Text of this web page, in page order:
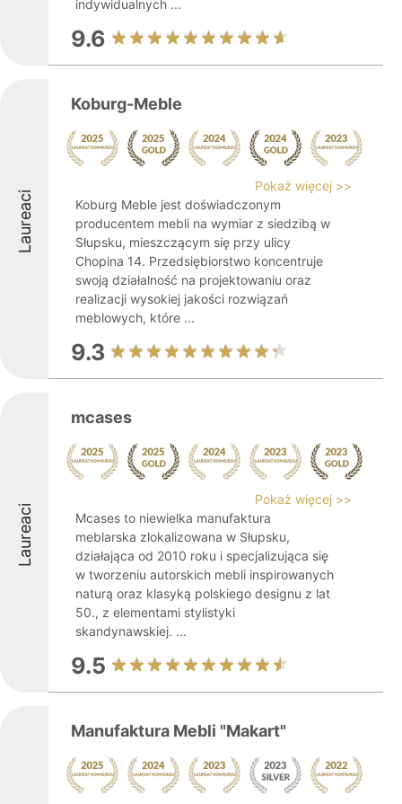
indywidualnych ...
9.6
Laureaci
Koburg-Meble
Pokaż więcej >>
Koburg Meble jest doświadczonym
producentem mebli na wymiar z siedzibą w
Słupsku, mieszczącym się przy ulicy
Chopina 14. Przedsiębiorstwo koncentruje
swoją działalność na projektowaniu oraz
realizacji wysokiej jakości rozwiązań
meblowych, które ...
9.3
Laureaci
mcases
Pokaż więcej >>
Mcases to niewielka manufaktura
meblarska zlokalizowana w Słupsku,
działająca od 2010 roku i specjalizująca się
w tworzeniu autorskich mebli inspirowanych
naturą oraz klasyką polskiego designu z lat
50., z elementami stylistyki
skandynawskiej. ...
9.5
Manufaktura Mebli "Makart"